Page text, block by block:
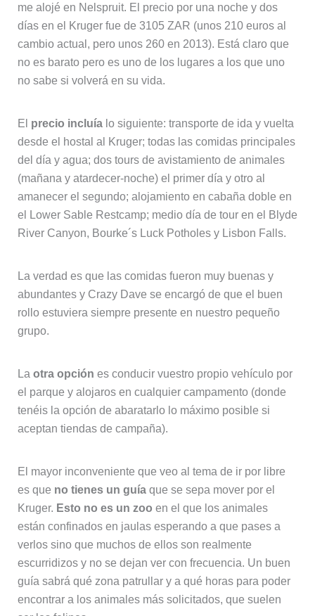
me alojé en Nelspruit. El precio por una noche y dos
días en el Kruger fue de 3105 ZAR (unos 210 euros al
cambio actual, pero unos 260 en 2013). Está claro que
no es barato pero es uno de los lugares a los que uno
no sabe si volverá en su vida.
El precio incluíalo siguiente: transporte de ida y vuelta
desde el hostal al Kruger; todas las comidas principales
del día y agua; dos tours de avistamiento de animales
(mañana y atardecer-noche) el primer día y otro al
amanecer el segundo; alojamiento en cabaña doble en
el Lower Sable Restcamp; medio día de tour en el Blyde
River Canyon, Bourke´s Luck Potholes y Lisbon Falls.
La verdad es que las comidas fueron muy buenas y
abundantes y Crazy Dave se encargó de que el buen
rollo estuviera siempre presente en nuestro pequeño
grupo.
La otra opción es conducir vuestro propio vehículo por
el parque y alojaros en cualquier campamento (donde
tenéis la opción de abaratarlo lo máximo posible si
aceptan tiendas de campaña).
El mayor inconveniente que veo al tema de ir por libre
es que no tienes un guíaque se sepa mover por el
Kruger. Esto no es un zoo en el que los animales
están confinados en jaulas esperando a que pases a
verlos sino que muchos de ellos son realmente
escurridizos y no se dejan ver con frecuencia. Un buen
guía sabrá qué zona patrullar y a qué horas para poder
encontrar a los animales más solicitados, que suelen